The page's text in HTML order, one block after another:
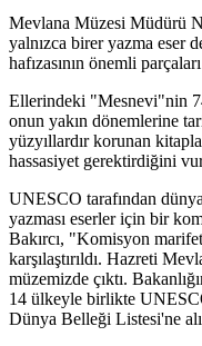
Mevlana Müzesi Müdürü
yalnızca birer yazma eser
hafızasının önemli
Ellerindeki "Mesnevi"nin
onun yakın dönemlerine
yüzyıllardır korunan
hassasiyet gerektirdiğini
UNESCO tarafından
yazması eserler için bir
Bakırcı, "Komisyon
karşılaştırıldı. Hazreti
müzemizde çıktı.
14 ülkeyle birlikte
Dünya Belleği Listesi'ne